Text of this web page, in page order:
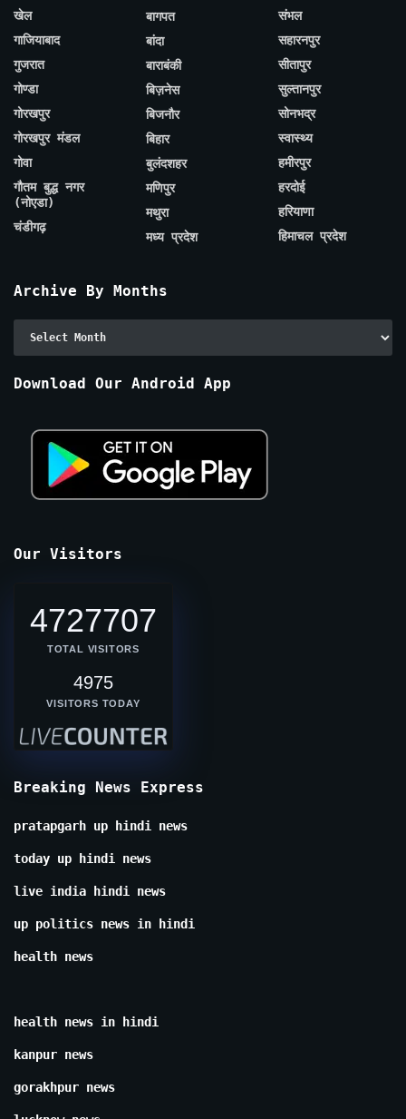
खेल
गाजियाबाद
गुजरात
गोण्डा
गोरखपुर
गोरखपुर मंडल
गोवा
गौतम बुद्ध नगर
(नोएडा)
चंडीगढ़
बागपत
बांदा
बाराबंकी
बिज़नेस
बिजनौर
बिहार
बुलंदशहर
मणिपुर
मथुरा
मध्य प्रदेश
संभल
सहारनपुर
सीतापुर
सुल्तानपुर
सोनभद्र
स्वास्थ्य
हमीरपुर
हरदोई
हरियाणा
हिमाचल प्रदेश
Archive By Months
Download Our Android App
Our Visitors
4727707
TOTAL VISITORS
4975
VISITORS TODAY
Breaking News Express
pratapgarh up hindi news
today up hindi news
live india hindi news
up politics news in hindi
health news
health news in hindi
kanpur news
gorakhpur news